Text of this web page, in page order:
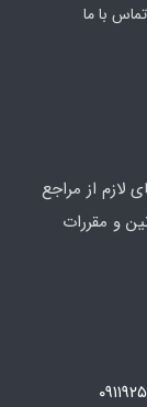
تماس با ما
از مراجع
و مقررات